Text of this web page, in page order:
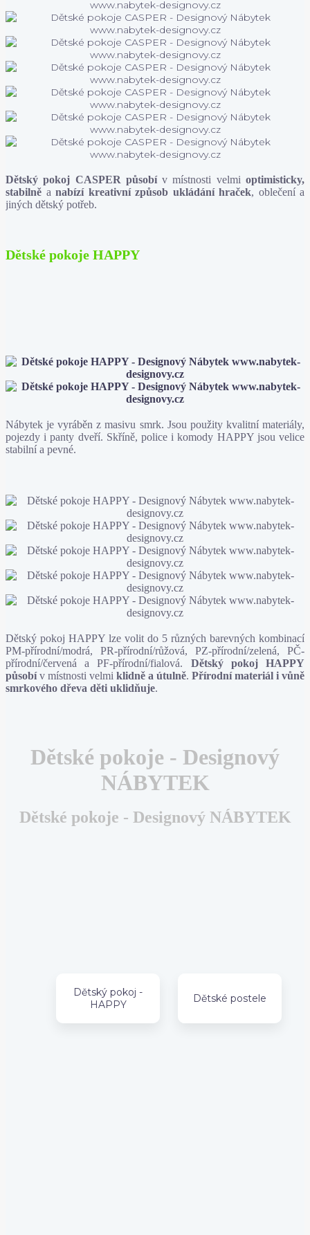
Dětský pokoj CASPER působív místnosti velmioptimisticky,
stabilně a nabízí kreativní způsob ukládání hraček, oblečení a
jiných dětský potřeb.
Dětské pokoje HAPPY
Nábytek je vyráběn z masivu smrk. Jsou použity kvalitní materiály,
pojezdy i panty dveří. Skříně, police i komody HAPPY jsou velice
stabilní a pevné.
Dětský pokoj HAPPY lze volit do 5 různých barevných kombinací
PM-přírodní/modrá, PR-přírodní/růžová, PZ-přírodní/zelená, PČ-
přírodní/červená a PF-přírodní/fialová. Dětský pokoj HAPPY
působív místnosti velmi klidně a útulně. Přírodní materiál i vůně
smrkového dřeva děti uklidňuje.
Dětské pokoje - Designový
NÁBYTEK
Dětské pokoje - Designový NÁBYTEK
Dětský pokoj -
HAPPY
Dětské postele